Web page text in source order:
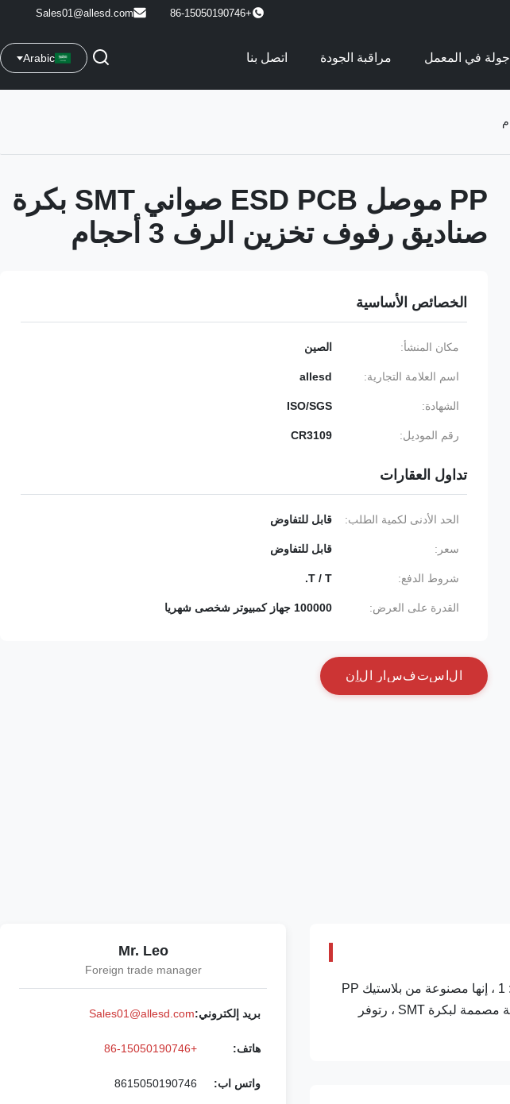
+86-15050190746
Sales01@allesd.com
جولة في المعمل مراقبة الجودة اتصل بنا Arabic
PP موصل ESD PCB صواني SMT بكرة
صناديق رفوف تخزين الرف 3 أحجام
الخصائص الأساسية
مكان المنشأ: الصين
اسم العلامة التجارية: allesd
الشهادة: ISO/SGS
رقم الموديل: CR3109
تداول العقارات
الحد الأدنى لكمية الطلب: قابل للتفاوض
سعر: قابل للتفاوض
شروط الدفع: T / T.
القدرة على العرض: 100000 جهاز كمبيوتر شخصى شهريا
ل ستفس ر ل ن
PP موصلة ESD PCB صواني SMT بكرة صناديق رفوف تخزين الرف 3 أحجام سلسلة نموذج 3109 وصف: 1 ، إنها مصنوعة من بلاستيك PP
موصل مقوى ، وتبدد ثابتًا بشكل دائم 2 ، تكون قابلة للتكديس عندما لا تكون قيد الاستخدام 3 ، وهي متخصصة مصممة لبكرة SMT ، رتوفر
Mr. Leo
Foreign trade manager
بريد إلكتروني:Sales01@allesd.com
هاتف: +86-15050190746
واتس اب: 8615050190746